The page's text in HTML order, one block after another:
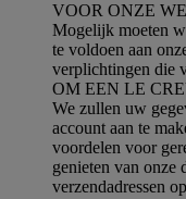
VOOR ONZE
Mogelijk moeten
te voldoen aan
verplichtingen die
OM EEN LE
We zullen uw
account aan te
voordelen voor
genieten van onze
verzendadressen